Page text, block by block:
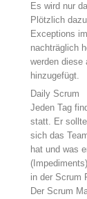
Es wird nur
Plötzlich
Exceptions
nachträglich
werden diese
hinzugefügt.
Daily Scrum
Jeden Tag
statt. Er
sich das
hat und was
in der Scrum
Der Scrum